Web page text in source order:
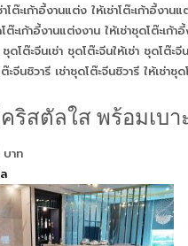
ริสตัลใส พร้อมเบ
บาท